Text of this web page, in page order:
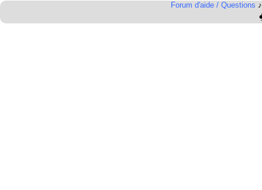
Forum d'aide / Questions